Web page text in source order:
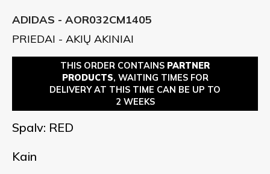
ADIDAS - AOR032CM1405
PRIEDAI - AKIŲ AKINIAI
THIS ORDER CONTAINS PARTNER
PRODUCTS, WAITING TIMES FOR
DELIVERY AT THIS TIME CAN BE UP TO
2 WEEKS
Spalv: RED
Kain